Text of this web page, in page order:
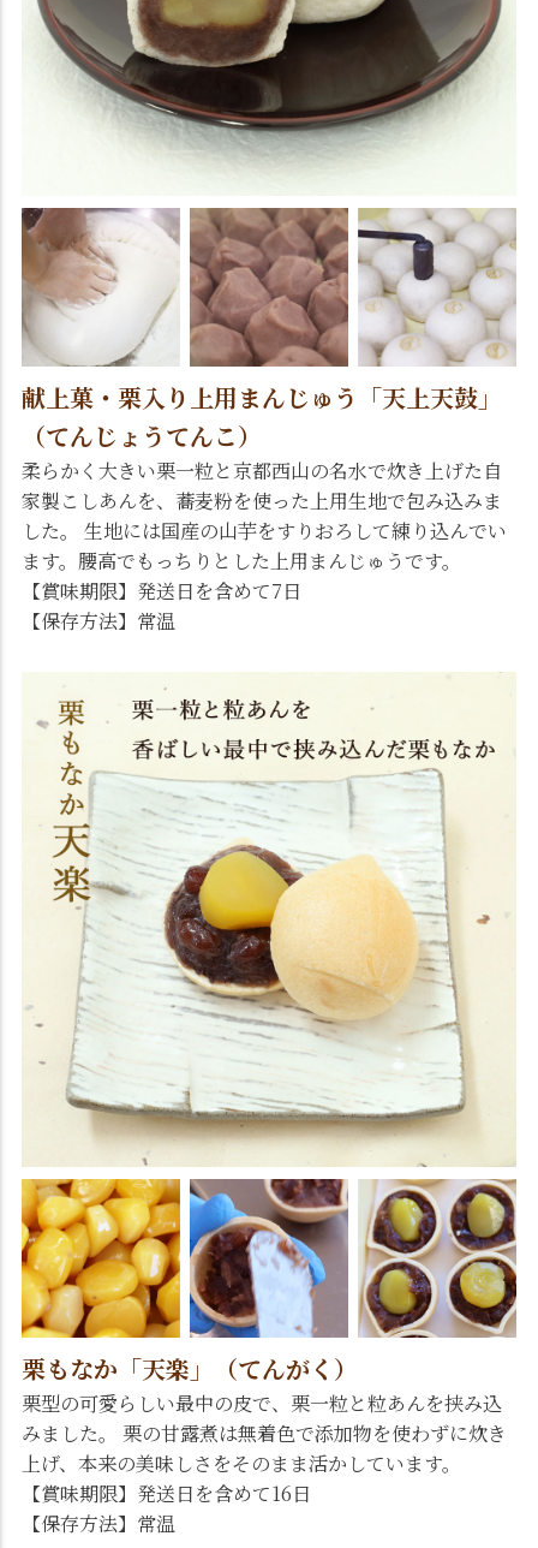
献上菓・栗入り上用まんじゅう「天上天鼓」
（てんじょうてんこ）
柔らかく大きい栗一粒と京都西山の名水で炊き上げた自
家製こしあんを、蕎麦粉を使った上用生地で包み込みま
した。 生地には国産の山芋をすりおろして練り込んでい
ます。腰高でもっちりとした上用まんじゅうです。
【賞味期限】発送日を含めて7日
【保存方法】常温
栗もなか「天楽」（てんがく）
栗型の可愛らしい最中の皮で、栗一粒と粒あんを挟み込
みました。 栗の甘露煮は無着色で添加物を使わずに炊き
上げ、本来の美味しさをそのまま活かしています。
【賞味期限】発送日を含めて16日
【保存方法】常温